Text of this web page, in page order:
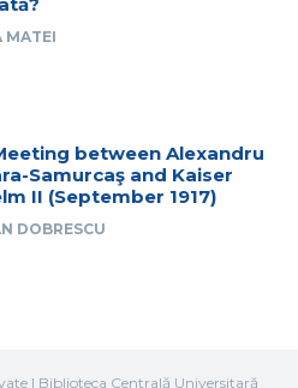
MATEI
between Alexandru
Samurcaş and Kaiser
II (September 1917)
DOBRESCU
| Biblioteca Centrală Universitară